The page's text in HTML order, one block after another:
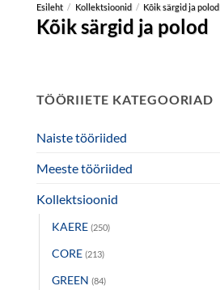
Esileht / Kollektsioonid / Kõik särgid ja polod
Kõik särgid ja polod
TÖÖRIIETE KATEGOORIAD
Naiste tööriided
Meeste tööriided
Kollektsioonid
KAERE (250)
CORE (213)
GREEN (84)